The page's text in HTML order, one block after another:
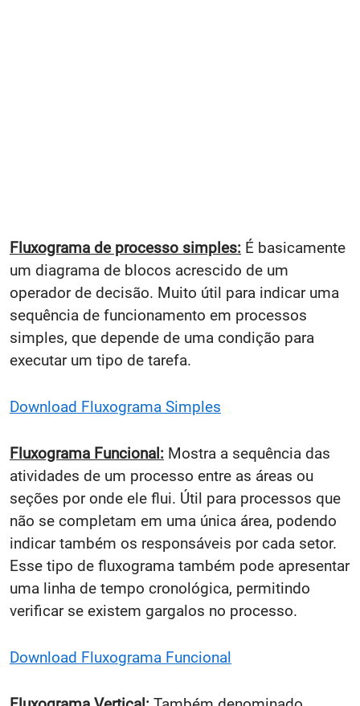
Fluxograma de processo simples: É basicamente
um diagrama de blocos acrescido de um
operador de decisão. Muito útil para indicar uma
sequência de funcionamento em processos
simples, que depende de uma condição para
executar um tipo de tarefa.
Download Fluxograma Simples
Fluxograma Funcional: Mostra a sequência das
atividades de um processo entre as áreas ou
seções por onde ele flui. Útil para processos que
não se completam em uma única área, podendo
indicar também os responsáveis por cada setor.
Esse tipo de fluxograma também pode apresentar
uma linha de tempo cronológica, permitindo
verificar se existem gargalos no processo.
Download Fluxograma Funcional